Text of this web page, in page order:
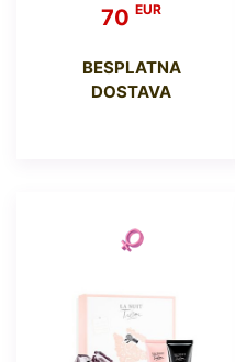
70 EUR
BESPLATNA
DOSTAVA